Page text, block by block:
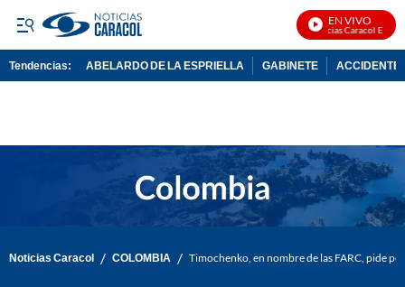
EN VIVO
Noticias Caracol En Vivo
Tendencias: ABELARDO DE LA ESPRIELLA GABINETE ACCIDENTE
Noticias Caracol / COLOMBIA / Timochenko, en nombre de las FARC, pide